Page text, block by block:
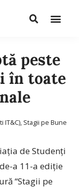
peste
în toate
IT&C), Stagii pe Bune
de Studenţi
a 11-a ediţie
“Stagii pe